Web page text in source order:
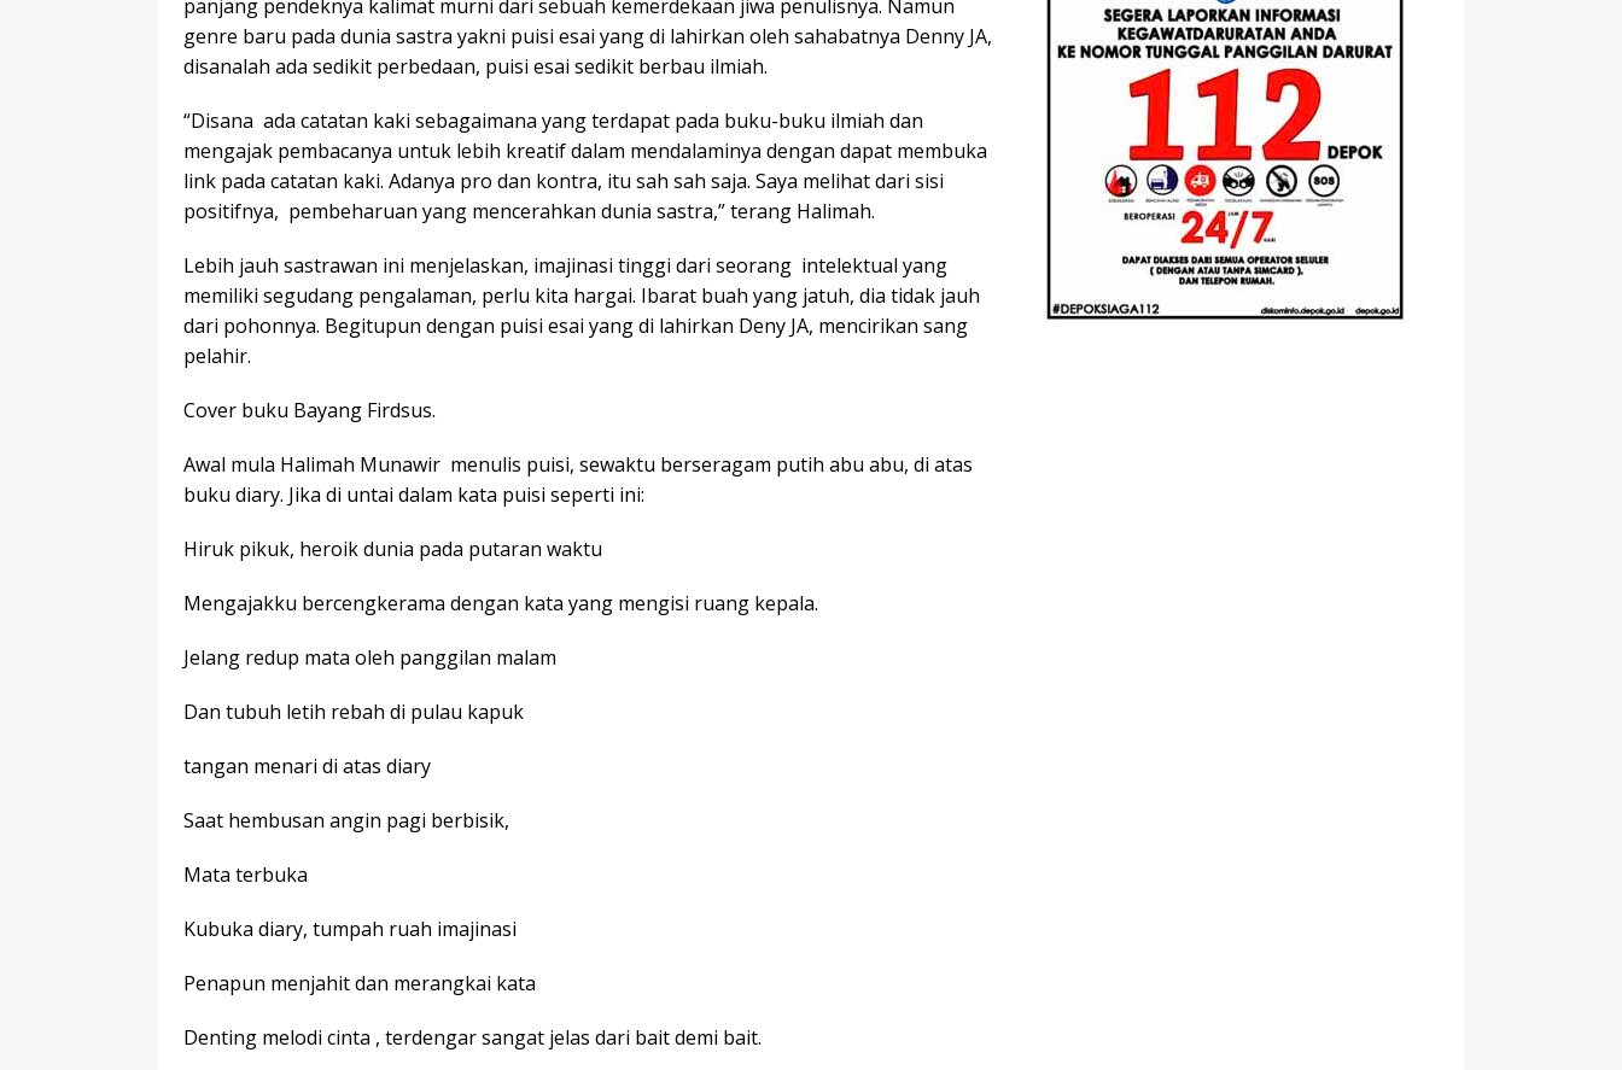
panjang pendeknya kalimat murni dari sebuah kemerdekaan jiwa penulisnya. Namun
genre baru pada dunia sastra yakni puisi esai yang di lahirkan oleh sahabatnya Denny JA,
disanalah ada sedikit perbedaan, puisi esai sedikit berbau ilmiah.
“Disana ada catatan kaki sebagaimana yang terdapat pada buku-buku ilmiah dan
mengajak pembacanya untuk lebih kreatif dalam mendalaminya dengan dapat membuka
link pada catatan kaki. Adanya pro dan kontra, itu sah sah saja. Saya melihat dari sisi
positifnya, pembeharuan yang mencerahkan dunia sastra,” terang Halimah.
Lebih jauh sastrawan ini menjelaskan, imajinasi tinggi dari seorang intelektual yang
memiliki segudang pengalaman, perlu kita hargai. Ibarat buah yang jatuh, dia tidak jauh
dari pohonnya. Begitupun dengan puisi esai yang di lahirkan Deny JA, mencirikan sang
pelahir.
Cover buku Bayang Firdsus.
Awal mula Halimah Munawir menulis puisi, sewaktu berseragam putih abu abu, di atas
buku diary. Jika di untai dalam kata puisi seperti ini:
Hiruk pikuk, heroik dunia pada putaran waktu
Mengajakku bercengkerama dengan kata yang mengisi ruang kepala.
Jelang redup mata oleh panggilan malam
Dan tubuh letih rebah di pulau kapuk
tangan menari di atas diary
Saat hembusan angin pagi berbisik,
Mata terbuka
Kubuka diary, tumpah ruah imajinasi
Penapun menjahit dan merangkai kata
Denting melodi cinta , terdengar sangat jelas dari bait demi bait.
Penjelasan
Ilmiahnya
Augmented
Reality
Tahun Ajaran
2026-2027